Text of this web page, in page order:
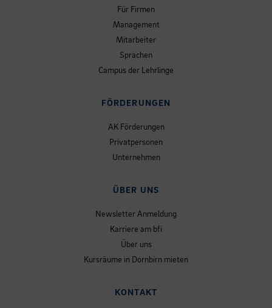
Für Firmen
Management
Mitarbeiter
Sprachen
Campus der Lehrlinge
FÖRDERUNGEN
AK Förderungen
Privatpersonen
Unternehmen
ÜBER UNS
Newsletter Anmeldung
Karriere am bfi
Über uns
Kursräume in Dornbirn mieten
KONTAKT